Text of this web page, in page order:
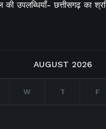
उपलब्धियाँ- छत्तीसगढ़ का
AUGUST 2026
W T F